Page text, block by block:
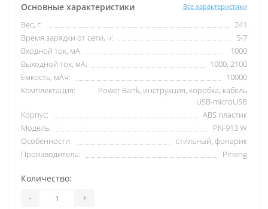
Основные характеристики Все характеристики
Вес, г:
241
Время зарядки от сети, ч:
5-7
Входной ток, мА:
1000
Выходной ток, мА:
1000, 2100
Емкость, мАч:
10000
Комплектация:
Power Bank, инструкция, коробка, кабель
USB-microUSB
Корпус:
ABS пластик
Модель:
PN-913 W
Особенности:
стильный, фонарик
Производитель:
Pineng
Количество:
- +